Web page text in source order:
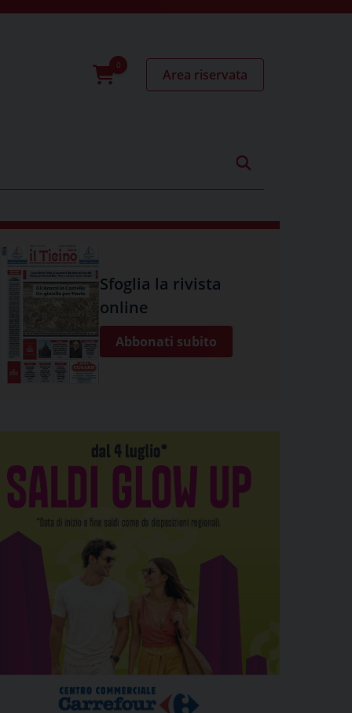
0
Area riservata
Sfoglia la rivista
online
Abbonati subito